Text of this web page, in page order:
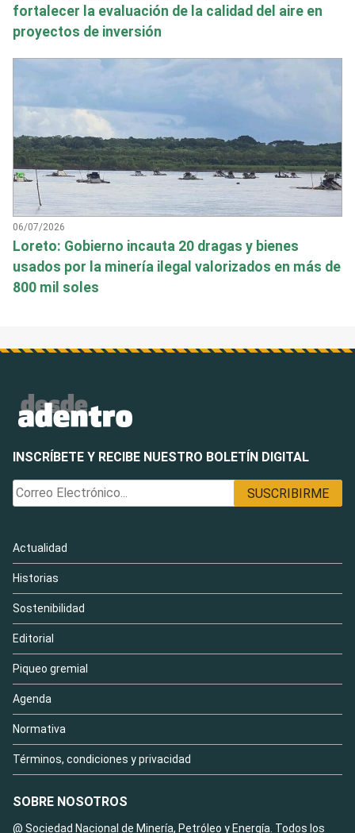
fortalecer la evaluación de la calidad del aire en
proyectos de inversión
06/07/2026
Loreto: Gobierno incauta 20 dragas y bienes
usados por la minería ilegal valorizados en más de
800 mil soles
INSCRÍBETE Y RECIBE NUESTRO BOLETÍN DIGITAL
Actualidad
Historias
Sostenibilidad
Editorial
Piqueo gremial
Agenda
Normativa
Términos, condiciones y privacidad
SOBRE NOSOTROS
@ Sociedad Nacional de Minería, Petróleo y Energía. Todos los